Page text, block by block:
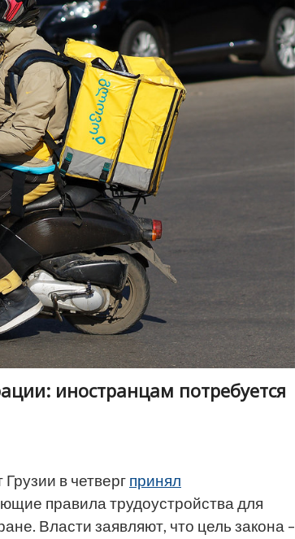
иностранцам потребуется
в четверг принял
правила трудоустройства для
Власти заявляют, что цель закона –